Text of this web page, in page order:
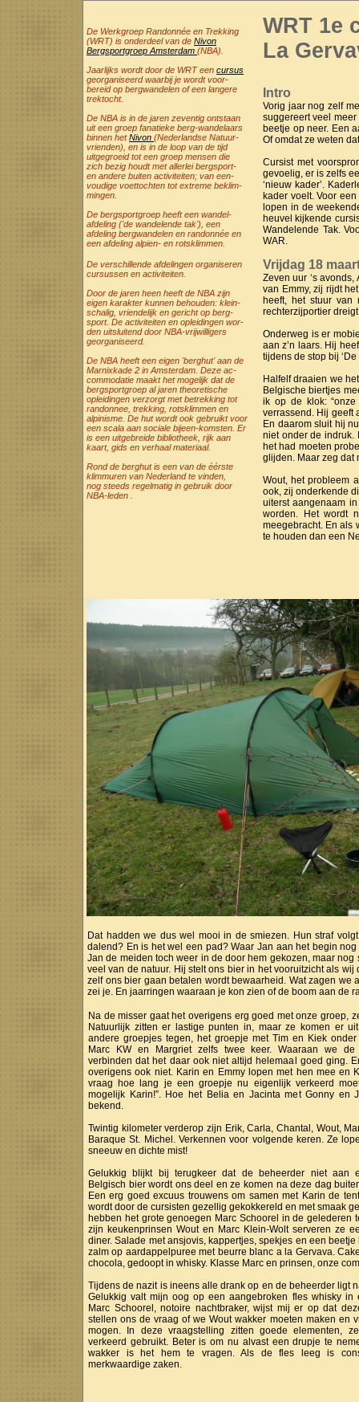
WRT 1e
La
Intro
Vorig jaar nog zelf
suggereert veel
beetje op neer. Een
Of omdat ze weten
Cursist met
gevoelig, er is zelfs
‘nieuw kader’.
kader voelt. Voor
lopen in de
heuvel kijkende
Wandelende Tak.
WAR.
Vrijdag 18
Zeven uur ‘s
van Emmy, zij rijdt
heeft, het stuur
rechterzijportier
Onderweg is er
aan z’n laars. Hij
tijdens de stop bij
Halfelf draaien we
Belgische biertjes
ik op de klok:
verrassend. Hij geeft
En daarom sluit hij
niet onder de indruk.
het had moeten
glijden. Maar zeg dat
Wout, het probleem
ook, zij onderkende
uiterst aangenaam
worden. Het wordt
meegebracht. En als
te houden dan een
Dat hadden we dus wel mooi in de smiezen. Hun straf
dalend? En is het wel een pad? Waar Jan aan het begin
Jan de meiden toch weer in de door hem gekozen, maar
veel van de natuur. Hij stelt ons bier in het vooruitzicht als
zelf ons bier gaan betalen wordt bewaarheid. Wat zagen
zei je. En jaarringen waaraan je kon zien of de boom aan de
Na de misser gaat het overigens erg goed met onze groep,
Natuurlijk zitten er lastige punten in, maar ze komen er
andere groepjes tegen, het groepje met Tim en Kiek
Marc KW en Margriet zelfs twee keer. Waaraan we de
verbinden dat het daar ook niet altijd helemaal goed ging.
overigens ook niet. Karin en Emmy lopen met hen mee en
vraag hoe lang je een groepje nu eigenlijk verkeerd
mogelijk Karin!”. Hoe het Belia en Jacinta met Gonny en
bekend.
Twintig kilometer verderop zijn Erik, Carla, Chantal, Wout,
Baraque St. Michel. Verkennen voor volgende keren. Ze
sneeuw en dichte mist!
Gelukkig blijkt bij terugkeer dat de beheerder niet aan
Belgisch bier wordt ons deel en ze komen na deze dag
Een erg goed excuus trouwens om samen met Karin de
wordt door de cursisten gezellig gekokkereld en met smaak
hebben het grote genoegen Marc Schoorel in de gelederen
zijn keukenprinsen Wout en Marc Klein-Wolt serveren ze
diner. Salade met ansjovis, kappertjes, spekjes en een
zalm op aardappelpuree met beurre blanc a la Gervava.
chocola, gedoopt in whisky. Klasse Marc en prinsen, onze
Tijdens de nazit is ineens alle drank op en de beheerder ligt
Gelukkig valt mijn oog op een aangebroken fles whisky in
Marc Schoorel, notoire nachtbraker, wijst mij er op dat
stellen ons de vraag of we Wout wakker moeten maken en
mogen. In deze vraagstelling zitten goede elementen,
verkeerd gebruikt. Beter is om nu alvast een drupje te
wakker is het hem te vragen. Als de fles leeg is
merkwaardige zaken.
De Werkgroep Randonnée en Trekking
(WRT) is onderdeel van de Nivon
Bergsportgroep Amsterdam (NBA).
Jaarlijks wordt door de WRT een cursus
georganiseerd waarbij je wordt voor-
bereid op bergwandelen of een langere
trektocht.
De NBA is in de jaren zeventig ontstaan
uit een groep fanatieke berg-wandelaars
binnen hetNivon (Nederlandse Natuur-
vrienden), en is in de loop van de tijd
uitgegroeid tot een groep mensen die
zich bezig houdt met allerlei bergsport-
en andere buiten activiteiten; van een-
voudige voettochten tot extreme beklim-
mingen.
De bergsportgroep heeft een wandel-
afdeling ('de wandelende tak'), een
afdeling bergwandelen en randonnée en
een afdeling alpien- en rotsklimmen.
De verschillende afdelingen organiseren
cursussen en activiteiten.
Door de jaren heen heeft de NBA zijn
eigen karakter kunnen behouden: klein-
schalig, vriendelijk en gericht op berg-
sport. De activiteiten en opleidingen wor-
den uitsluitend door NBA-vrijwilligers
georganiseerd.
De NBA heeft een eigen 'berghut' aan de
Marnixkade 2 in Amsterdam. Deze ac-
commodatie maakt het mogelijk dat de
bergsportgroep al jaren theoretische
opleidingen verzorgt met betrekking tot
randonnee, trekking, rotsklimmen en
alpinisme. De hut wordt ook gebruikt voor
een scala aan sociale bijeen-komsten. Er
is een uitgebreide bibliotheek, rijk aan
kaart, gids en verhaal materiaal.
Rond de berghut is een van de éérste
klimmuren van Nederland te vinden,
nog steeds regelmatig in gebruik door
NBA-leden .